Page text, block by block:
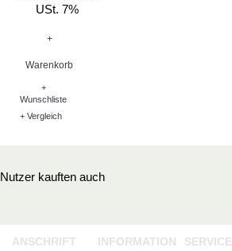
USt. 7%
+
Warenkorb
+
Wunschliste
+ Vergleich
Nutzer kauften auch
ANSCHRIFT
INFORMATION SERVICE